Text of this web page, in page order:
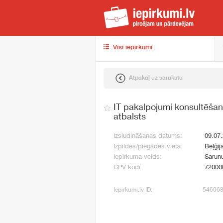
Visi iepirkumi
Atpakaļ uz sarakstu
IT pakalpojumi
atbalsts
Izsludināšanas datums:
Izpildes/piegādes vieta:
Iepirkuma veids:
CPV kodi:
Iepirkumi.lv ID: